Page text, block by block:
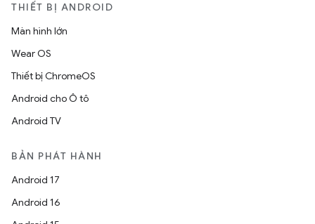
THIẾT BỊ ANDROID
Màn hình lớn
Wear OS
Thiết bị ChromeOS
Android cho Ô tô
Android TV
BẢN PHÁT HÀNH
Android 17
Android 16